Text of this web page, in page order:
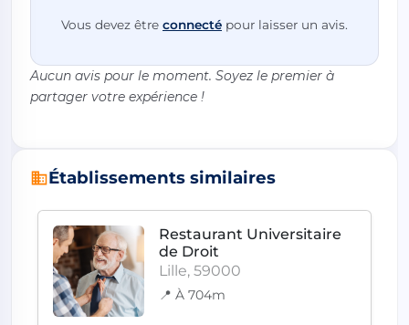
Vous devez être connecté pour laisser un avis.
Aucun avis pour le moment. Soyez le premier à
partager votre expérience !
Établissements similaires
Restaurant Universitaire
de Droit
Lille, 59000
📍 À 704m